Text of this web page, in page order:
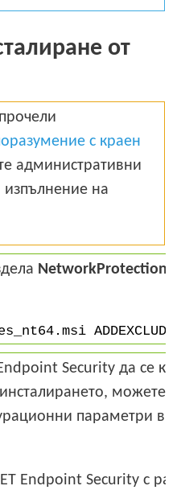
от
с краен
административни
на
NetworkProtection
Security да се
можете
параметри в
Endpoint Security с